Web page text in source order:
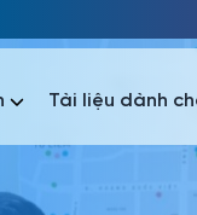
Tài liệu dành